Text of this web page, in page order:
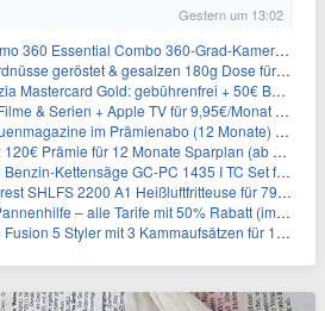
Gestern um 13:02
360 Essential Combo 360-Grad-Kamera für 375€
geröstet & gesalzen 180g Dose für 1,52€ im Spar-Abo
Gold: gebührenfrei + 50€ Bonus* + gratis Reiseversicherung
+ Apple TV für 9,95€/Monat // Alles von WOW (Filme, Serien, Live-Sport) für 34,97€/Monat
im Prämienabo (12 Monate) mit Prämien bis zu 225€
Prämie für 12 Monate Sparplan (ab 100€/Monat)
Kettensäge GC-PC 1435 I TC Set für 99,99€
2200 A1 Heißluftfritteuse für 79,99€ – Grill & Räucherfunktion
– alle Tarife mit 50% Rabatt (im ersten Jahr)
5 Styler mit 3 Kammaufsätzen für 16€